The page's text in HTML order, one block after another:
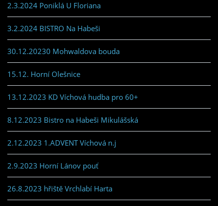
2.3.2024 Poniklá U Floriana
3.2.2024 BISTRO Na Habeši
30.12.20230 Mohwaldova bouda
15.12. Horní Olešnice
13.12.2023 KD Víchová hudba pro 60+
8.12.2023 Bistro na Habeši Mikulášská
2.12.2023 1.ADVENT Víchová n.j
2.9.2023 Horní Lánov pouť
26.8.2023 hřiště Vrchlabí Harta